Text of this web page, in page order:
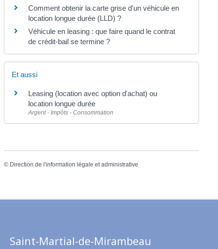
Comment obtenir la carte grise d'un véhicule en
location longue durée (LLD) ?
Véhicule en leasing : que faire quand le contrat
de crédit-bail se termine ?
Et aussi
Leasing (location avec option d'achat) ou
location longue durée
Argent - Impôts - Consommation
© Direction de l'information légale et administrative
Saint-Martial-de-Mirambeau